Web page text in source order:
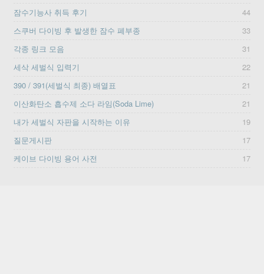
잠수기능사 취득 후기
44
스쿠버 다이빙 후 발생한 잠수 폐부종
33
각종 링크 모음
31
세삭 세벌식 입력기
22
390 / 391(세벌식 최종) 배열표
21
이산화탄소 흡수제 소다 라임(Soda Lime)
21
내가 세벌식 자판을 시작하는 이유
19
질문게시판
17
케이브 다이빙 용어 사전
17